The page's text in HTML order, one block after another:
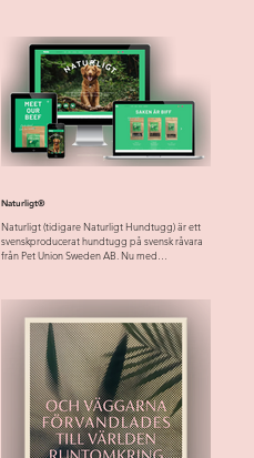
Naturligt®
Naturligt (tidigare Naturligt Hundtugg) är ett
svenskproducerat hundtugg på svensk råvara
från Pet Union Sweden AB. Nu med